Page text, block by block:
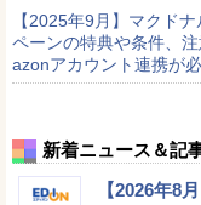
【2025年9月】マクド
ペーンの特典や条件、
azonアカウント連携が
新着ニュース＆記
【2026年8